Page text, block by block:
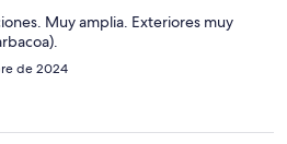
Muy amplia. Exteriores muy
de 2024